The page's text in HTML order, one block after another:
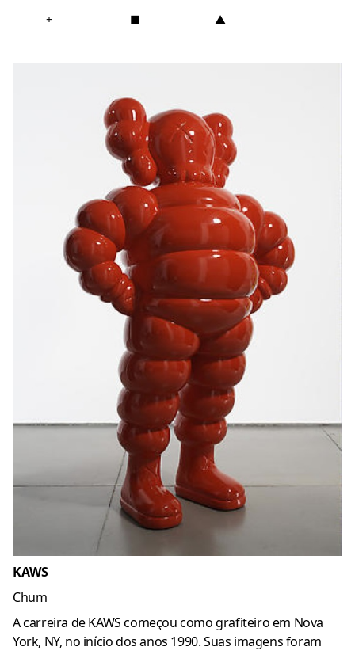
+ ■ ▲
KAWS
Chum
A carreira de KAWS começou como grafiteiro em Nova
York, NY, no início dos anos 1990.Suas imagens foram